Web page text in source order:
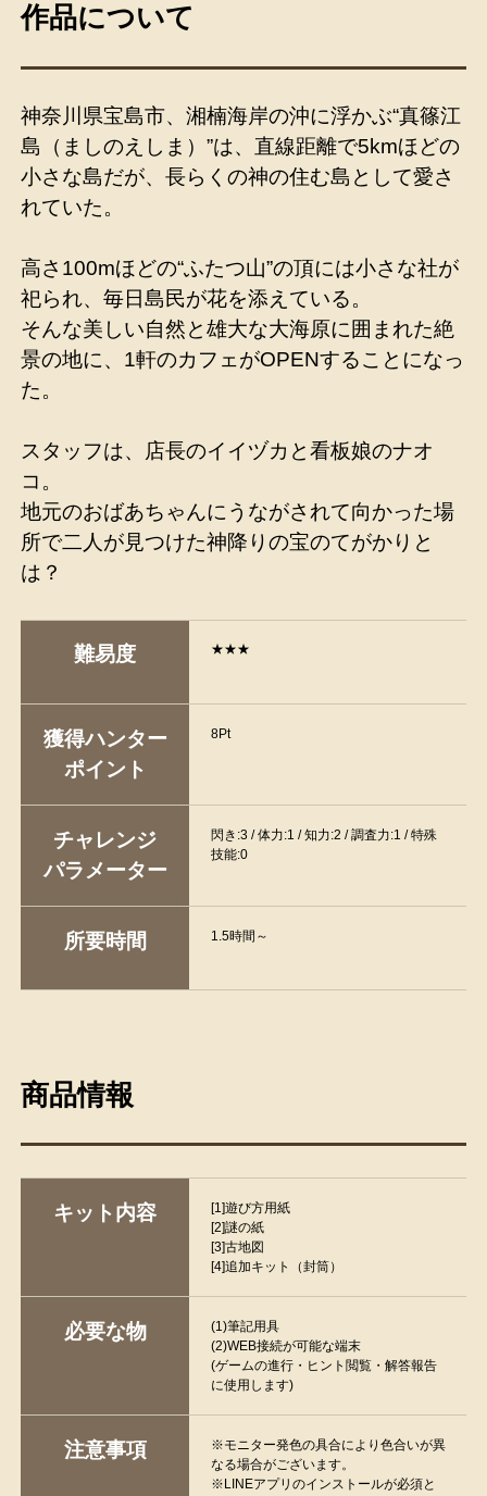
作品について
神奈川県宝島市、湘楠海岸の沖に浮かぶ“真篠江
島（ましのえしま）”は、直線距離で5kmほどの
小さな島だが、長らくの神の住む島として愛さ
れていた。
高さ100mほどの“ふたつ山”の頂には小さな社が
祀られ、毎日島民が花を添えている。
そんな美しい自然と雄大な大海原に囲まれた絶
景の地に、1軒のカフェがOPENすることになっ
た。
スタッフは、店長のイイヅカと看板娘のナオ
コ。
地元のおばあちゃんにうながされて向かった場
所で二人が見つけた神降りの宝のてがかりと
は？
難易度 ★★★
獲得ハンター
ポイント
8Pt
チャレンジ
パラメーター
閃き:3 / 体力:1 / 知力:2 / 調査力:1 / 特殊
技能:0
所要時間 1.5時間～
商品情報
キット内容
[1]遊び方用紙
[2]謎の紙
[3]古地図
[4]追加キット（封筒）
必要な物
(1)筆記用具
(2)WEB接続が可能な端末
(ゲームの進行・ヒント閲覧・解答報告
に使用します)
注意事項
※モニター発色の具合により色合いが異
なる場合がございます。
※LINEアプリのインストールが必須と